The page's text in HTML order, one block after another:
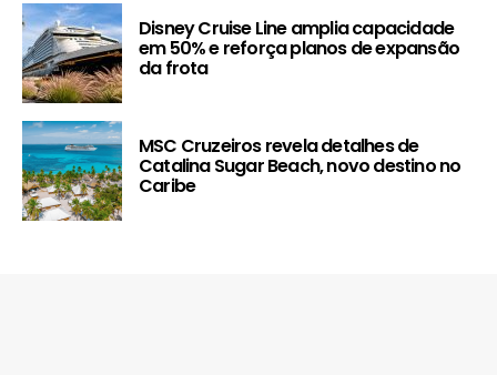
Disney Cruise Line amplia capacidade
em 50% e reforça planos de expansão
da frota
MSC Cruzeiros revela detalhes de
Catalina Sugar Beach, novo destino no
Caribe